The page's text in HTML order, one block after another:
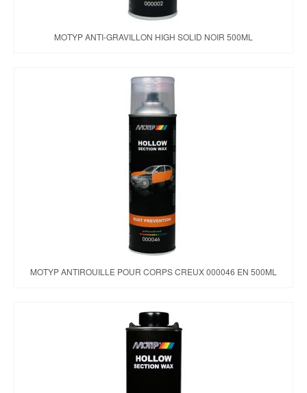
MOTYP ANTI-GRAVILLON HIGH SOLID NOIR 500ML
MOTYP ANTIROUILLE POUR CORPS CREUX 000046 EN 500ML